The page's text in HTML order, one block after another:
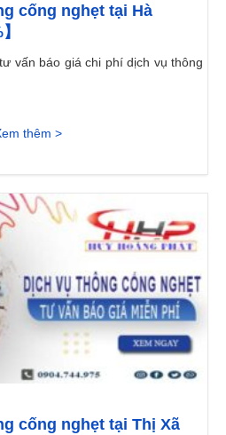
cống nghẹt tại Hà
vấn báo giá chi phí dịch vụ thông
thêm >
cống nghẹt tại Thị Xã